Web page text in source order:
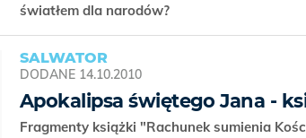
światłem dla narodów?
SALWATOR
DODANE 14.10.2010
Apokalipsa świętego Jana -
Fragmenty książki "Rachunek sumienia